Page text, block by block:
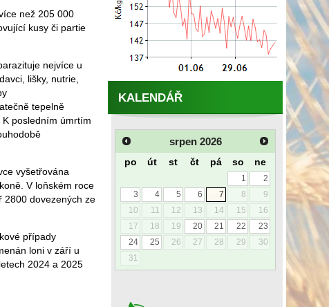
než 205 000
kusy či partie
nejvíce u
lišky, nutrie,
tepelně
posledním úmrtím
vyšetřována
V loňském roce
2800 dovezených ze
případy
loni v září u
2024 a 2025
KALENDÁŘ
srpen 2026
po út st čt pá so ne
1
2
3
4 5 6 7 8
9
10
11 12 13 14 15
16
17
18 19 20 21 22
23
24
25 26 27 28 29
30
31